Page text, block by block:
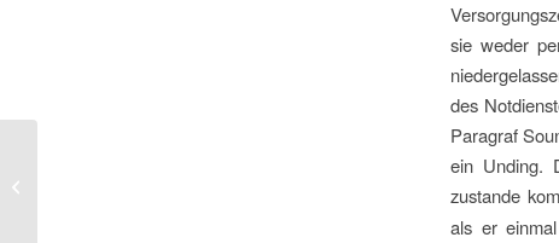
sie weder
des
Paragraf
ein Unding.
zustande
als er